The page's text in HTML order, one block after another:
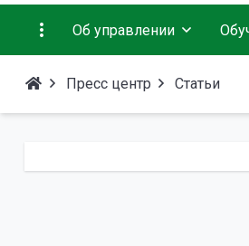
Об управлении
Деятельность
Гранты и стипендии
Об университете
Welcome info
Пресс центр Статьи